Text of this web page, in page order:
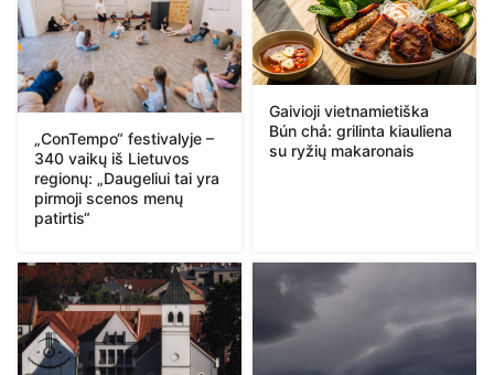
„ConTempo“ festivalyje –
340 vaikų iš Lietuvos
regionų: „Daugeliui tai yra
pirmoji scenos menų
patirtis“
Gaivioji vietnamietiška
Bún chả: grilinta kiauliena
su ryžių makaronais